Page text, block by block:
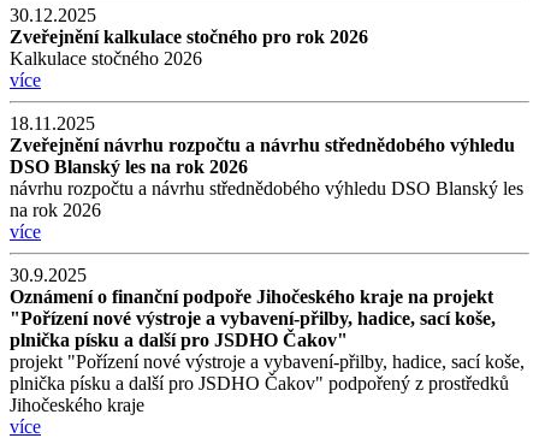
30.12.2025
Zveřejnění kalkulace stočného pro rok 2026
Kalkulace stočného 2026
více
18.11.2025
Zveřejnění návrhu rozpočtu a návrhu střednědobého výhledu
DSO Blanský les na rok 2026
návrhu rozpočtu a návrhu střednědobého výhledu DSO Blanský les
na rok 2026
více
30.9.2025
Oznámení o finanční podpoře Jihočeského kraje na projekt
"Pořízení nové výstroje a vybavení-přilby, hadice, sací koše,
plnička písku a další pro JSDHO Čakov"
projekt "Pořízení nové výstroje a vybavení-přilby, hadice, sací koše,
plnička písku a další pro JSDHO Čakov" podpořený z prostředků
Jihočeského kraje
více